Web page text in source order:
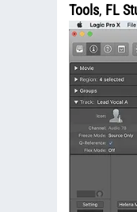
Tools, FL